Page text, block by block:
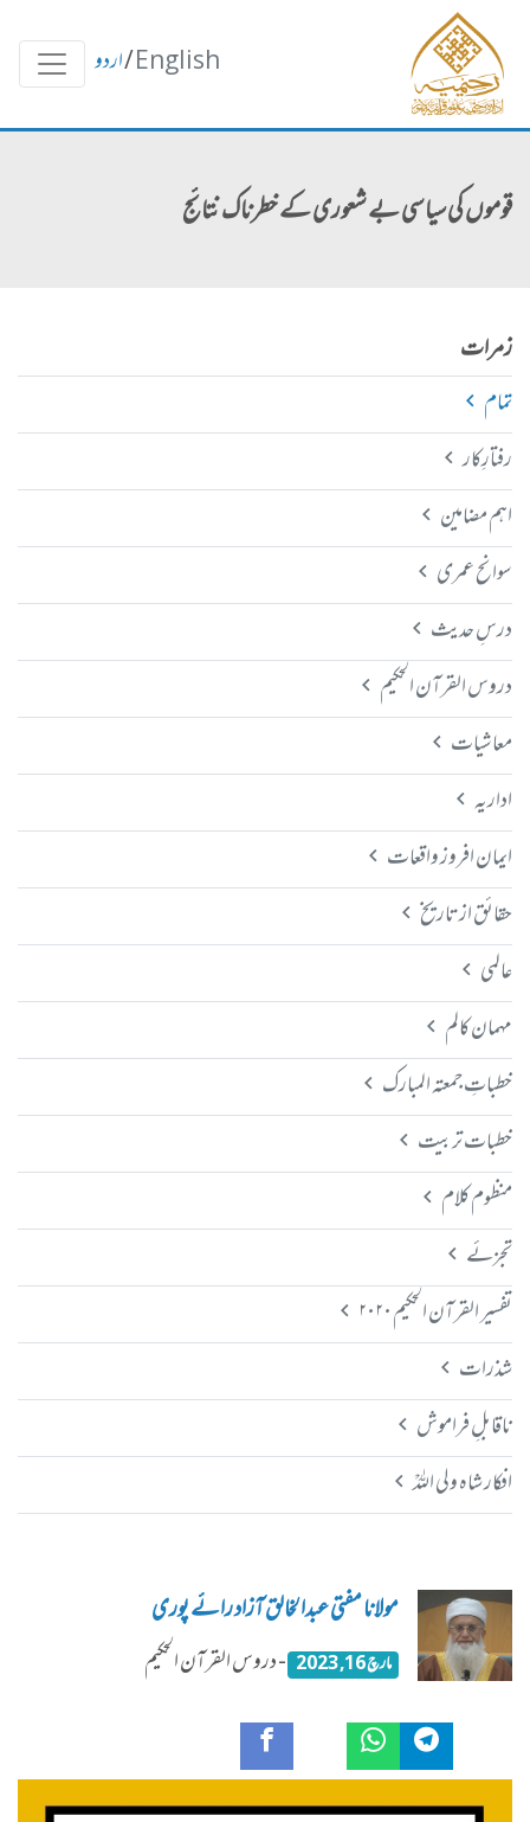
English
/اردو
قوموں کی سیاسی بے شعوری کے خطرناک نتائج
زمرات
تمام
رفتارِکار
اہم مضامین
سوانح عمری
درسِ حدیث
دروس القرآن الحکیم
معاشیات
اداریہ
ایمان افروز واقعات
حقائق از تاریخ
عالمی
مہمان کالم
خطباتِ جمعتہ المبارک
خطبات تربیت
منظوم کلام
تجزئے
تفسیر القرآن الحکیم ۲۰۲۰
شذرات
ناقابلِ فراموش
افکار شاہ ولی اللہؒ
مولانا مفتی عبدالخالق آزاد رائے پوری
مارچ 16, 2023 - دروس القرآن الحکیم